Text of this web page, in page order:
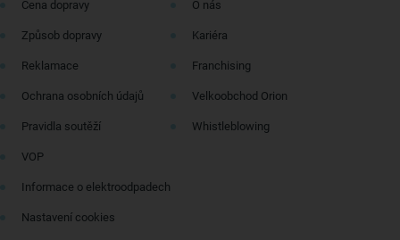
Cena dopravy
Způsob dopravy
Reklamace
Ochrana osobních údajů
Pravidla soutěží
VOP
Informace o elektroodpadech
Nastavení cookies
O nás
Kariéra
Franchising
Velkoobchod Orion
Whistleblowing